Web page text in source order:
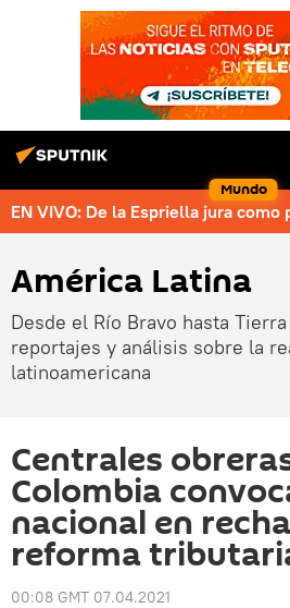
Mundo
EN VIVO: De la Espriella jura
América Latina
Desde el Río Bravo hasta
reportajes y análisis sobre la
latinoamericana
Centrales
Colombia
nacional en
reforma
00:08 GMT 07.04.2021